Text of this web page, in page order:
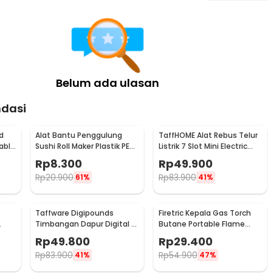
Belum ada ulasan
Alat Bantu Penggulung
Sushi Roll Maker Plastik PE
22x20.5x0.1cm - E1119
Rp8.300
Rp20.900 61%
TaffHOME Alat Rebus Telur
Listrik 7 Slot Mini Electric
Rp49.900
Rp83.900 41%
Taffware Digipounds
Timbangan Dapur Digital 6
Satuan 1kg 0.1g - i2000
Rp49.800
Rp83.900 41%
Firetric Kepala Gas Torch
Butane Portable Flame
Rp29.400
Rp54.900 47%